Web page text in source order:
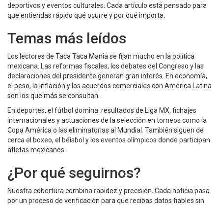
deportivos y eventos culturales. Cada artículo está pensado para
que entiendas rápido qué ocurre y por qué importa.
Temas más leídos
Los lectores de Taca Taca Mania se fijan mucho en la política
mexicana. Las reformas fiscales, los debates del Congreso y las
declaraciones del presidente generan gran interés. En economía,
el peso, la inflación y los acuerdos comerciales con América Latina
son los que más se consultan.
En deportes, el fútbol domina: resultados de Liga MX, fichajes
internacionales y actuaciones de la selección en torneos como la
Copa América o las eliminatorias al Mundial. También siguen de
cerca el boxeo, el béisbol y los eventos olímpicos donde participan
atletas mexicanos.
¿Por qué seguirnos?
Nuestra cobertura combina rapidez y precisión. Cada noticia pasa
por un proceso de verificación para que recibas datos fiables sin